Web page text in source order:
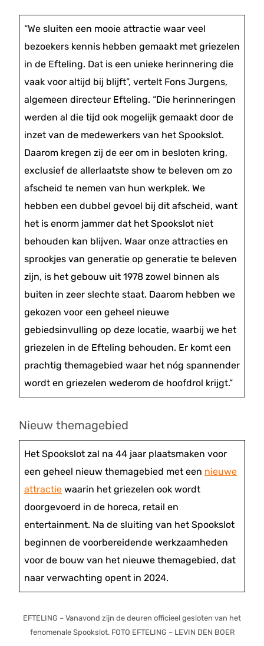
“We sluiten een mooie attractie waar veel
bezoekers kennis hebben gemaakt met griezelen
in de Efteling. Dat is een unieke herinnering die
vaak voor altijd bij blijft”, vertelt Fons Jurgens,
algemeen directeur Efteling. “Die herinneringen
werden al die tijd ook mogelijk gemaakt door de
inzet van de medewerkers van het Spookslot.
Daarom kregen zij de eer om in besloten kring,
exclusief de allerlaatste show te beleven om zo
afscheid te nemen van hun werkplek. We
hebben een dubbel gevoel bij dit afscheid, want
het is enorm jammer dat het Spookslot niet
behouden kan blijven. Waar onze attracties en
sprookjes van generatie op generatie te beleven
zijn, is het gebouw uit 1978 zowel binnen als
buiten in zeer slechte staat. Daarom hebben we
gekozen voor een geheel nieuwe
gebiedsinvulling op deze locatie, waarbij we het
griezelen in de Efteling behouden. Er komt een
prachtig themagebied waar het nóg spannender
wordt en griezelen wederom de hoofdrol krijgt.”
Nieuw themagebied
Het Spookslot zal na 44 jaar plaatsmaken voor
een geheel nieuw themagebied met een nieuwe
attractie waarin het griezelen ook wordt
doorgevoerd in de horeca, retail en
entertainment. Na de sluiting van het Spookslot
beginnen de voorbereidende werkzaamheden
voor de bouw van het nieuwe themagebied, dat
naar verwachting opent in 2024.
EFTELING – Vanavond zijn de deuren officieel gesloten van het
fenomenale Spookslot. FOTO EFTELING – LEVIN DEN BOER